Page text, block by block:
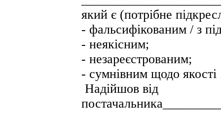
який є (потрібне
- фальсифікованим / з
- неякісним;
- незареєстрованим;
- сумнівним щодо якості
Надійшов від